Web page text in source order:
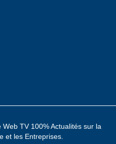
TV 100% Actualités sur la
et les Entreprises.